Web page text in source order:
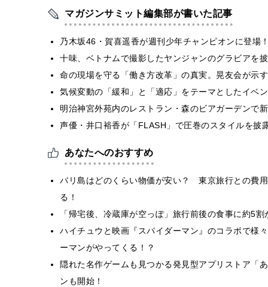
マガジンサミット編集部が書いた記事
乃木坂46・賀喜遥香が週刊少年チャンピオンに登
十味、ベトナムで撮影したヤンジャンのグラビアを
命の現場を守る「働き方改革」の真実。晃友会が示
気候変動の「緩和」と「適応」をテーマとしたイベ
明治神宮外苑内のレストラン・森のビアガーデンで
声優・井口裕香が「FLASH」で圧巻のスタイルを
あなたへのおすすめ
バリ島はどのくらい物価が安い？ 東京旅行との費
る！
「帰宅後、冷蔵庫が空っぽ」旅行前後の食事に約5
ハイチュウと映画『スパイダーマン』のコラボで様
ーマンがやってくる！？
隠れた名作ゲームも見つかる発⾒型アプリストア「
ンも開始！